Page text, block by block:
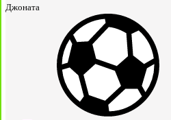
Джоната